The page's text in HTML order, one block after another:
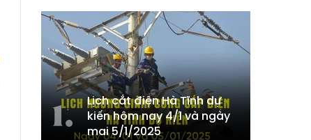
Lịch cắt điện Hà Tĩnh dự
kiến hôm nay 4/1 và ngày
mai 5/1/2025